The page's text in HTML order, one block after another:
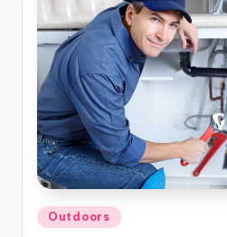
Posted
Outdoors